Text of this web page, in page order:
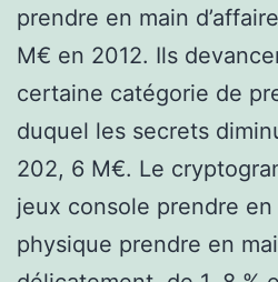
prendre en main
M€ en 2012. Ils
certaine catégorie de
duquel les secrets
202, 6 M€. Le
jeux console prendre en
physique prendre en